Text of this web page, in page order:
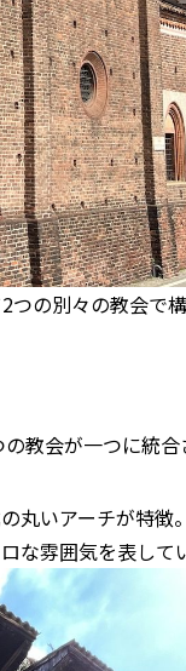
つの別々の教会で
教会が一つに統合
丸いアーチが特徴。
な雰囲気を表して